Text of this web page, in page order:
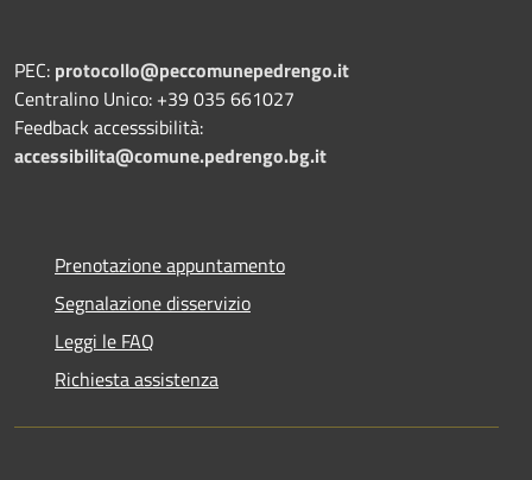
PEC: protocollo@peccomunepedrengo.it
Centralino Unico: +39 035 661027
Feedback accesssibilità:
accessibilita@comune.pedrengo.bg.it
Prenotazione appuntamento
Segnalazione disservizio
Leggi le FAQ
Richiesta assistenza